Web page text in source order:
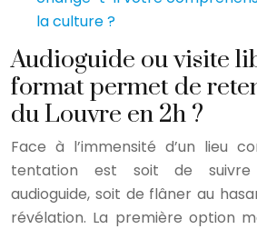
la culture ?
Audioguide ou visite
format permet de
du Louvre en 2h ?
Face à l’immensité d’un lieu
tentation est soit de suivre
audioguide, soit de flâner au
révélation. La première option